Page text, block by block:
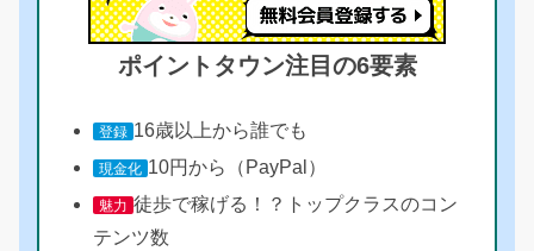
ポイントタウン注目の6要素
登録 16歳以上から誰でも
現金化 10円から（PayPal）
魅力 徒歩で稼げる！？トップクラスのコン
テンツ数